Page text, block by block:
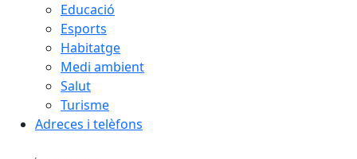
Educació
Esports
Habitatge
Medi ambient
Salut
Turisme
Adreces i telèfons